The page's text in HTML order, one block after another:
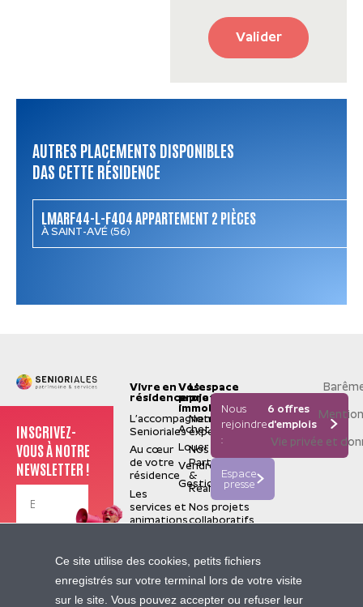
Valider
AUTRES PLACEMENTS DISPONIBLES
DAS CETTE RÉSIDENCE
LMARF44-L-F404 APPARTEMENT 2 PIÈCES
À SAINT-AVÉ (56)
INSCRIVEZ-
VOUS À NOTRE
NEWSLETTER !
Je m'inscris
Vivre en
résidence
L’accompagnement
Senioriales
Au cœur
de votre
résidence
Les
services et
animations
sommes-
nous ?
Vos
projets
immobiliers
Acheter
Louer
Vendre
Gestion
L'espace
pro
Notre
expertise
Nos
Partenaires
&
Réalisations
Nos projets
collaboratifs
de terrain
Nos
Nous
rejoindre
:
6 offres
d'emplois
Espace
presse
Vie privée et
Ce site utilise des cookies, petits fichiers
enregistrés sur votre terminal lors de votre visite
sur le site. Vous pouvez accepter ou refuser leur